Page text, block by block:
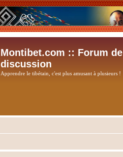
Montibet.com :: Forum de
discussion
Apprendre le tibétain, c'est plus amusant à plusieurs !